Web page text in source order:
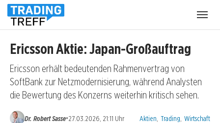
Ericsson Aktie: Japan-Großauftrag
Ericsson erhält bedeutenden Rahmenvertrag von
SoftBank zur Netzmodernisierung, während Analysten
die Bewertung des Konzerns weiterhin kritisch sehen.
Dr. Robert Sasse•27.03.2026, 21:11 Uhr Kategorien:
Aktien Trading Wirtschaft